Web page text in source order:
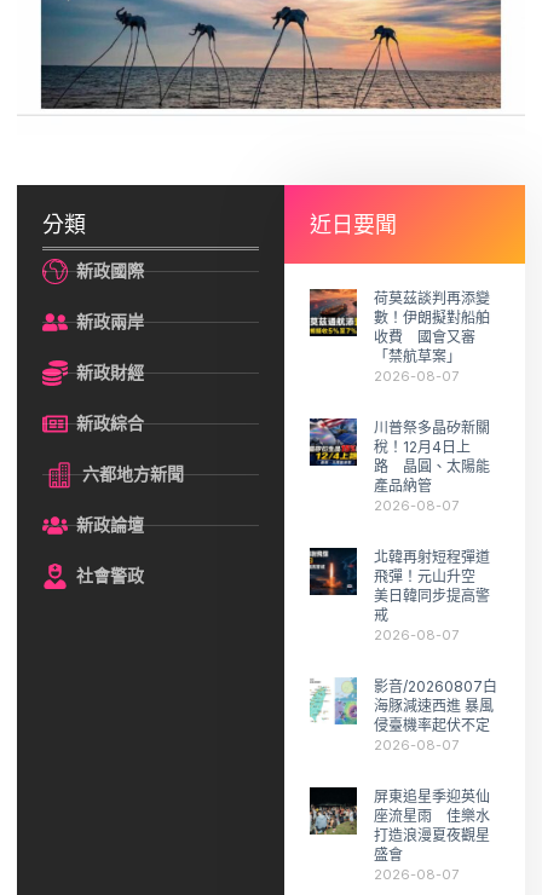
分類
新政國際
新政兩岸
新政財經
新政綜合
六都地方新聞
新政論壇
社會警政
近日要聞
荷莫茲談判再添變
數！伊朗擬對船舶
收費 國會又審
「禁航草案」
2026-08-07
川普祭多晶矽新關
稅！12月4日上
路 晶圓、太陽能
產品納管
2026-08-07
北韓再射短程彈道
飛彈！元山升空
美日韓同步提高警
戒
2026-08-07
影音/20260807白
海豚減速西進 暴風
侵臺機率起伏不定
2026-08-07
屏東追星季迎英仙
座流星雨 佳樂水
打造浪漫夏夜觀星
盛會
2026-08-07